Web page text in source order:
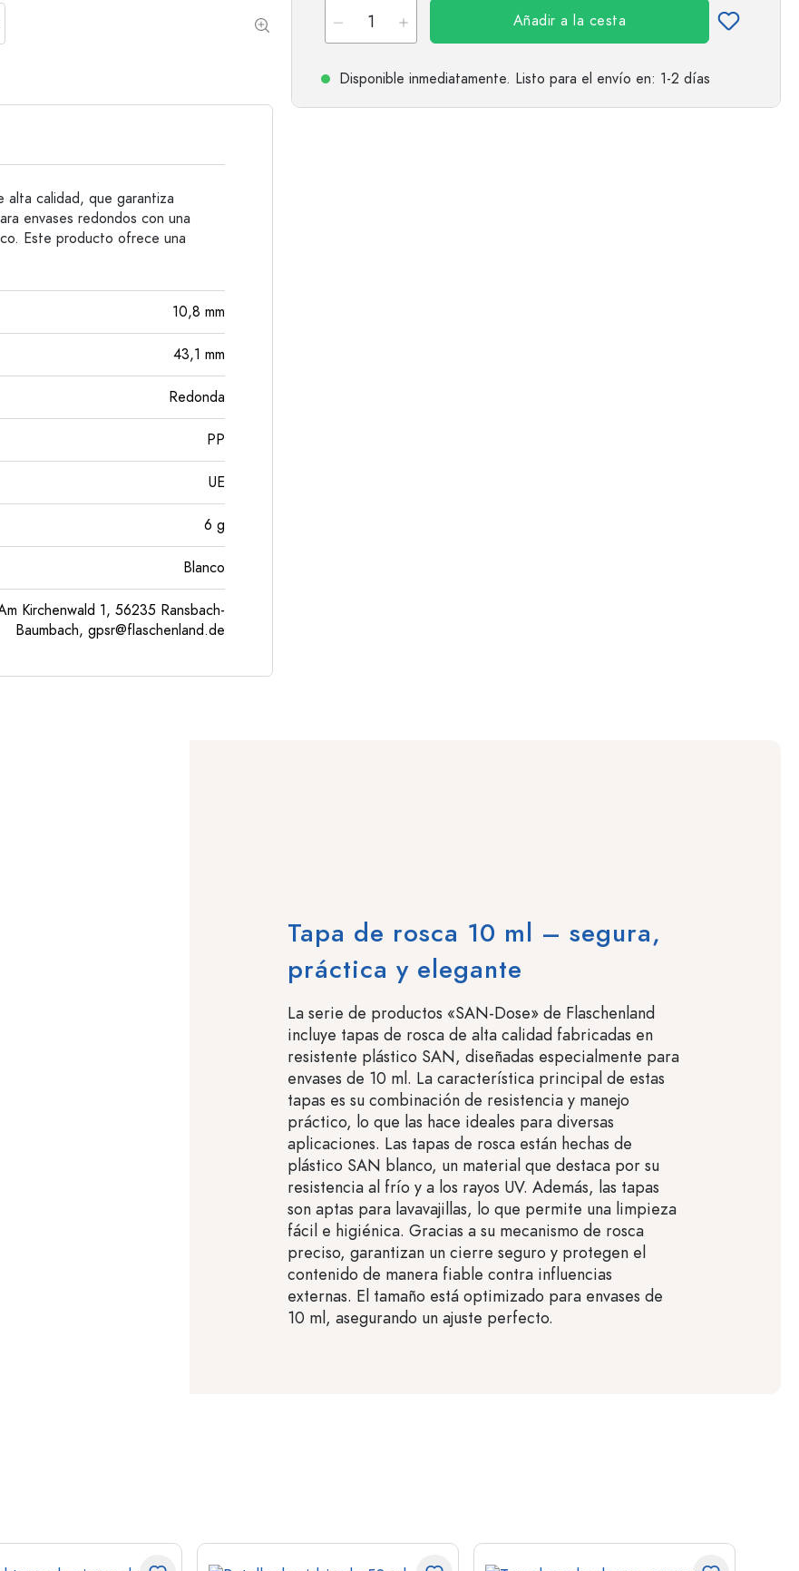
Añadir a la cesta
Disponible inmediatamente. Listo para el envío en: 1-2 días
calidad, que garantiza
envases redondos con una
Este producto ofrece una
10,8 mm
43,1 mm
Redonda
PP
UE
6 g
Blanco
Kirchenwald 1, 56235 Ransbach-
Baumbach, gpsr@flaschenland.de
Tapa de rosca 10 ml – segura,
práctica y elegante
La serie de productos «SAN-Dose» de Flaschenland
incluye tapas de rosca de alta calidad fabricadas en
resistente plástico SAN, diseñadas especialmente para
envases de 10 ml. La característica principal de estas
tapas es su combinación de resistencia y manejo
práctico, lo que las hace ideales para diversas
aplicaciones. Las tapas de rosca están hechas de
plástico SAN blanco, un material que destaca por su
resistencia al frío y a los rayos UV. Además, las tapas
son aptas para lavavajillas, lo que permite una limpieza
fácil e higiénica. Gracias a su mecanismo de rosca
preciso, garantizan un cierre seguro y protegen el
contenido de manera fiable contra influencias
externas. El tamaño está optimizado para envases de
10 ml, asegurando un ajuste perfecto.